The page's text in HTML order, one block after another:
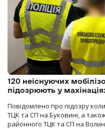
120 неіснуючих
підозрюють у
Повідомлено про підозру
ТЦК та СП на Буковині, а
районного ТЦК та СП на